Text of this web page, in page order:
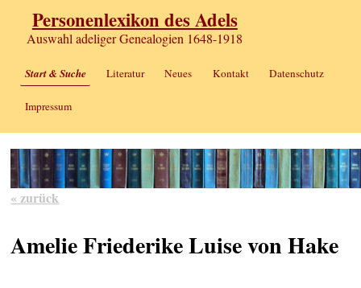
Personenlexikon des Adels
Auswahl adeliger Genealogien 1648-1918
Start & Suche Literatur Neues Kontakt Datenschutz
Impressum
« zurück
Amelie Friederike Luise von Hake